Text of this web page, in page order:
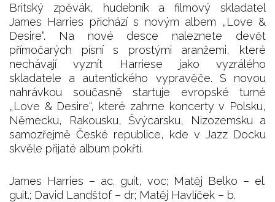
Britský zpěvák, hudebník a filmový skladatel
James Harries přichází s novým albem „Love &
Desire“. Na nové desce naleznete devět
přímočarých písní s prostými aranžemi, které
nechávají vyznít Harriese jako vyzrálého
skladatele a autentického vypravěče. S novou
nahrávkou současně startuje evropské turné
„Love & Desire“, které zahrne koncerty v Polsku,
Německu, Rakousku, Švýcarsku, Nizozemsku a
samozřejmě České republice, kde v Jazz Docku
skvěle přijaté album pokřtí.
James Harries – ac. guit, voc; Matěj Belko – el.
guit.; David Landštof – dr; Matěj Havlíček – b.